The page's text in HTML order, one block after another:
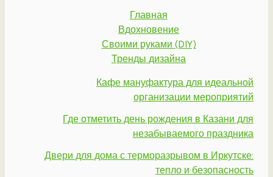
Главная
Вдохновение
Своими руками (DIY)
Тренды дизайна
Кафе мануфактура для идеальной
организации мероприятий
Где отметить день рождения в Казани для
незабываемого праздника
Двери для дома с терморазрывом в Иркутске:
тепло и безопасность